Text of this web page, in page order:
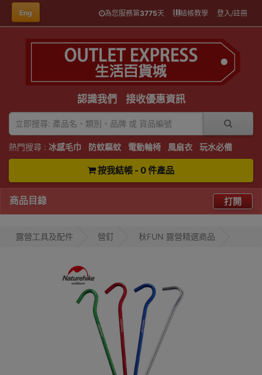
Eng 為您服務第3775天 結帳教學 登入/註冊
認識我們 接收優惠資訊
熱門搜尋 : 冰感毛巾 防蚊驅蚊 電動輪椅 風扇衣 玩水必備
按我結帳 - 0 件產品
商品目錄 打開
露營工具及配件 營釘 秋FUN 露營精選商品